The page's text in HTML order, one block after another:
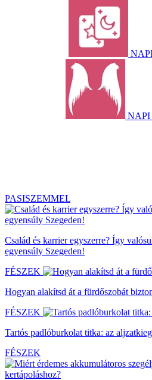
NAPI
PASISZEMMEL
Család és karrier egyszerre? Így
egyensúly Szegeden!
FÉSZEK
Hogyan alakítsd át a fürdőszobát
FÉSZEK
Tartós padlóburkolat titka: az
FÉSZEK